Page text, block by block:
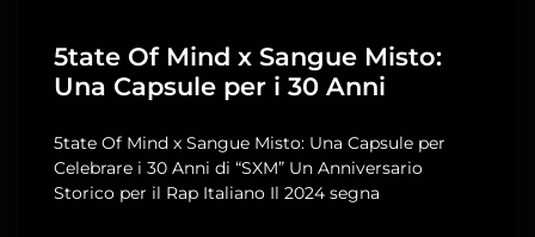
5tate Of Mind x Sangue Misto:
Una Capsule per i 30 Anni
5tate Of Mind x Sangue Misto: Una Capsule per
Celebrare i 30 Anni di “SXM” Un Anniversario
Storico per il Rap Italiano Il 2024 segna